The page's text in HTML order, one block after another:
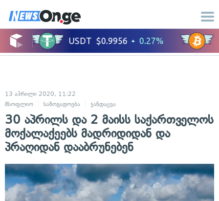
13 აპრილი 2020, 11:22
მსოფლიო
საზოგადოება ჯანდაცვა
30 აპრილს და 2 მაისს საქართველოს
მოქალაქეებს მადრიდიდან და
პრაღიდან დააბრუნებენ